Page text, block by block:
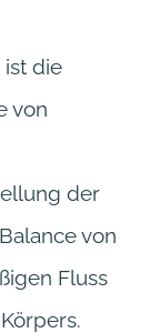
ist die
von
der
von
Fluss